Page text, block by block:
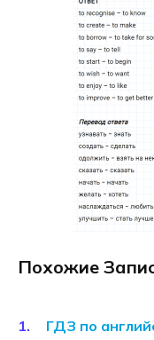
Похожие
ГДЗ по